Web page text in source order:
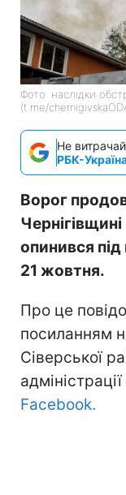
Фото: наслідки
(t.me/
Не
РБК-
Ворог
опинився
21 жовтня.
Про це
посиланням
Сіверської
Facebook.